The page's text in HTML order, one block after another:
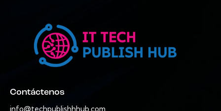
Contáctenos
info@techpublishhhub.com